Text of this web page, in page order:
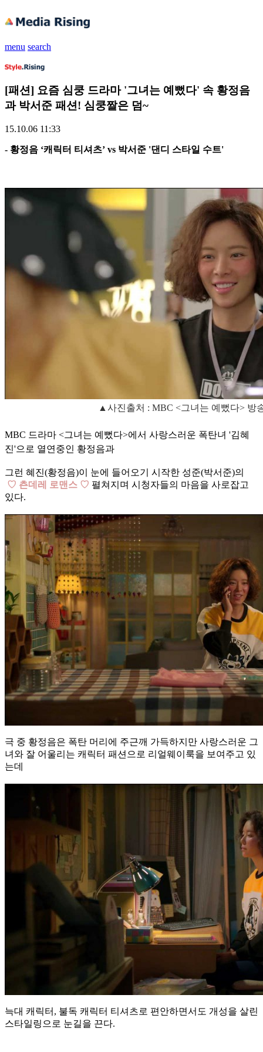
menu search
[패션] 요즘 심쿵 드라마 '그녀는 예뻤다' 속 황정음
과 박서준 패션! 심쿵짤은 덤~
15.10.06 11:33
- 황정음 ‘캐릭터 티셔츠’ vs 박서준 '댄디 스타일 수트'
▲사진출처 : MBC <그녀는 예뻤다> 방
MBC 드라마 <그녀는 예뻤다>에서 사랑스러운 폭탄녀 '김혜
진'으로 열연중인 황정음과
그런 혜진(황정음)이 눈에 들어오기 시작한 성준(박서준)의
♡ 츤데레 로맨스 ♡ 펼쳐지며 시청자들의 마음을 사로잡고
있다.
극 중 황정음은 폭탄 머리에 주근깨 가득하지만 사랑스러운 그
녀와 잘 어울리는 캐릭터 패션으로 리얼웨이룩을 보여주고 있
는데
늑대 캐릭터, 불독 캐릭터 티셔츠로 편안하면서도 개성을 살린
스타일링으로 눈길을 끈다.